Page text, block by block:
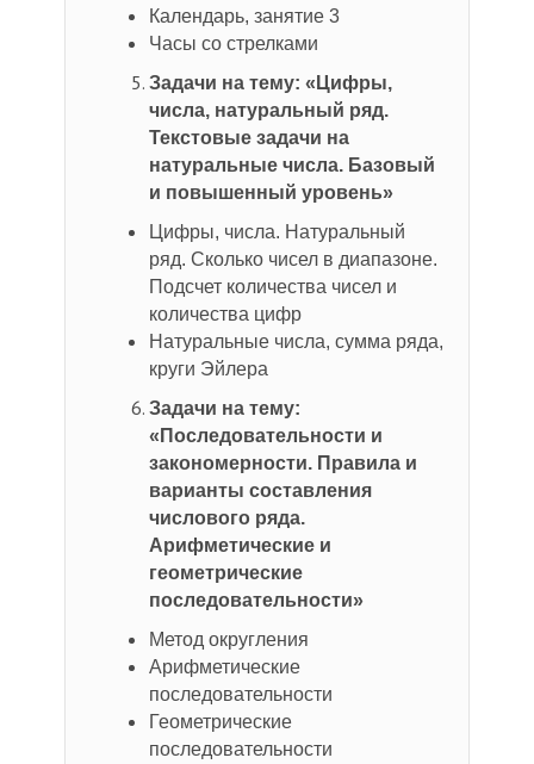
Календарь, занятие 3
Часы со стрелками
Задачи на тему: «Цифры,
числа, натуральный ряд.
Текстовые задачи на
натуральные числа. Базовый
и повышенный уровень»
Цифры, числа. Натуральный
ряд. Сколько чисел в диапазоне.
Подсчет количества чисел и
количества цифр
Натуральные числа, сумма ряда,
круги Эйлера
Задачи на тему:
«Последовательности и
закономерности. Правила и
варианты составления
числового ряда.
Арифметические и
геометрические
последовательности»
Метод округления
Арифметические
последовательности
Геометрические
последовательности